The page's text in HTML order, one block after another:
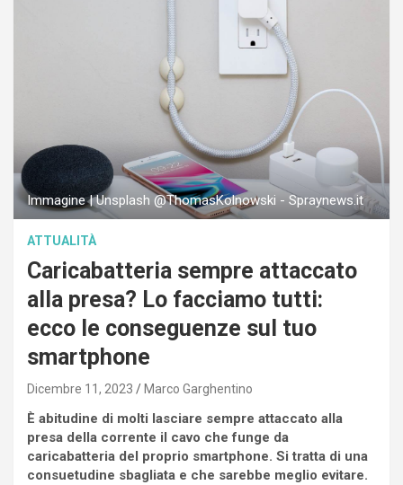
Immagine | Unsplash @ThomasKolnowski - Spraynews.it
ATTUALITÀ
Caricabatteria sempre attaccato
alla presa? Lo facciamo tutti:
ecco le conseguenze sul tuo
smartphone
Dicembre 11, 2023 Marco Garghentino
È abitudine di molti lasciare sempre attaccato alla
presa della corrente il cavo che funge da
caricabatteria del proprio smartphone. Si tratta di una
consuetudine sbagliata e che sarebbe meglio evitare.